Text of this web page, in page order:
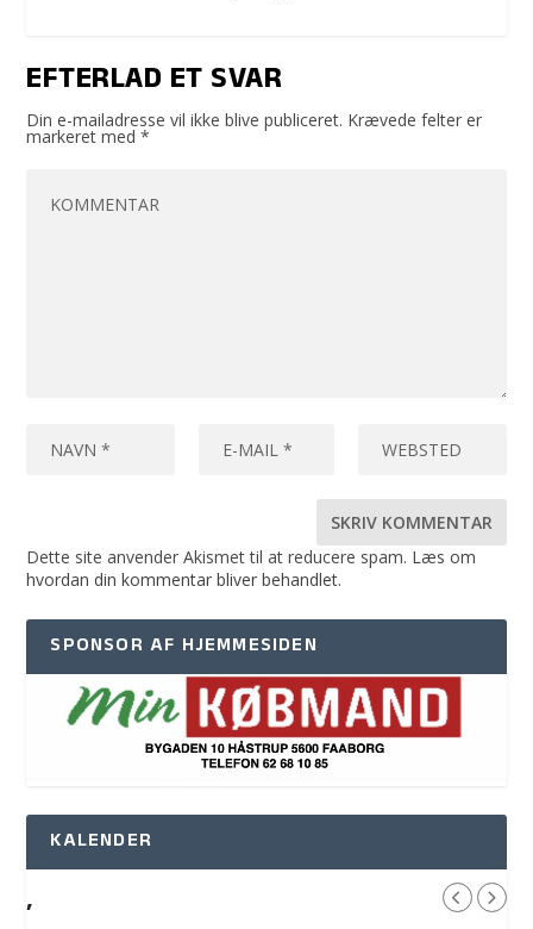
EFTERLAD ET SVAR
Din e-mailadresse vil ikke blive publiceret. Krævede felter er
markeret med*
Dette site anvender Akismet til at reducere spam. Læs om
hvordan din kommentar bliver behandlet.
SPONSOR AF HJEMMESIDEN
KALENDER
,